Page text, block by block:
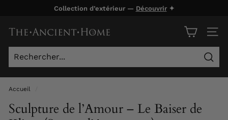
contenu
Collection d’extérieur — Découvrir✦
T
h
e
A
n
c
Accueil
Sculpture de l’Amour – Le Baiser de